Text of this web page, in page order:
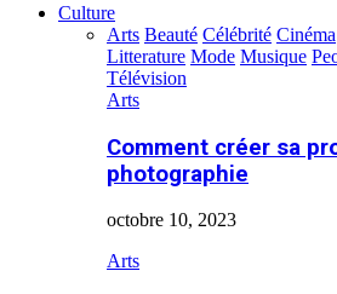
Culture
Arts Beauté Célébrité Cinéma
Litterature Mode Musique
Télévision
Arts
Comment créer sa
photographie
octobre 10, 2023
Arts